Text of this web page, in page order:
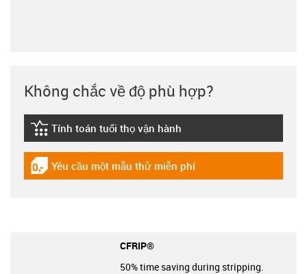
Không chắc về độ phù hợp?
igus-icon-lebensdauerrechner
Tính toán tuổi thọ vận hành
igus-icon-gratismuster
Yêu cầu một mẫu thử miễn phí
CFRIP®
50% time saving during stripping.